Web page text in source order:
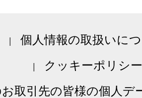
個人情報の取扱いに
クッキーポリシー
取引先の皆様の個人デ